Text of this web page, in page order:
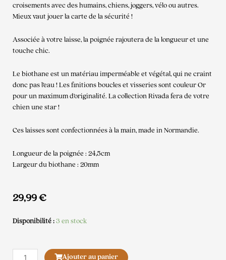
croisements avec des humains, chiens, joggers, vélo ou autres.
Mieux vaut jouer la carte de la sécurité !
Associée à votre laisse, la poignée rajoutera de la longueur et une
touche chic.
Le biothane est un matériau imperméable et végétal, qui ne craint
donc pas l’eau ! Les finitions boucles et visseries sont couleur Or
pour un maximum d’originalité. La collection Rivada fera de votre
chien une star !
Ces laisses sont confectionnées à la main, made in Normandie.
Longueur de la poignée : 24,5cm
Largeur du biothane : 20mm
29,99€
Disponibilité :3 en stock
quantité
Ajouter au panier